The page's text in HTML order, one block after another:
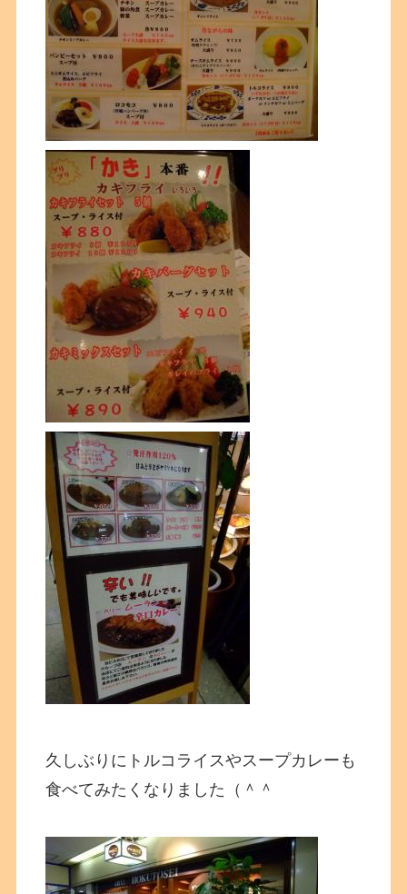
久しぶりにトルコライスやスープカレーも
食べてみたくなりました（＾＾